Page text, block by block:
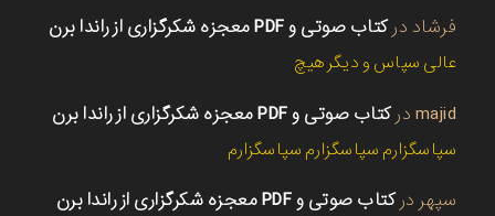
فرشاد درکتاب صوتی و PDF معجزه شکرگزاری از راندا برن
عالی سپاس و دیگر هیچ
majid درکتاب صوتی و PDF معجزه شکرگزاری از راندا برن
سپاسگزارم سپاسگزارم سپاسگزارم
سپهر درکتاب صوتی و PDF معجزه شکرگزاری از راندا برن